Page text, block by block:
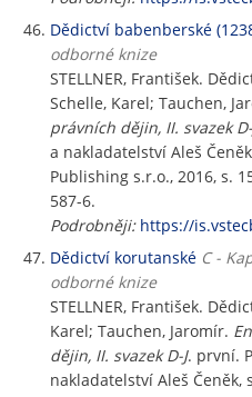
Dědictví babenberské
odborné knize
STELLNER, František.
Schelle, Karel; Tauchen,
právních dějin, II. svazek
a nakladatelství Aleš
Publishing s.r.o., 2016, s.
587-6.
Podrobněji: https://
Dědictví korutanské C -
odborné knize
STELLNER, František.
Karel; Tauchen, Jaromír.
dějin, II. svazek D-J. první.
nakladatelství Aleš Čeněk,